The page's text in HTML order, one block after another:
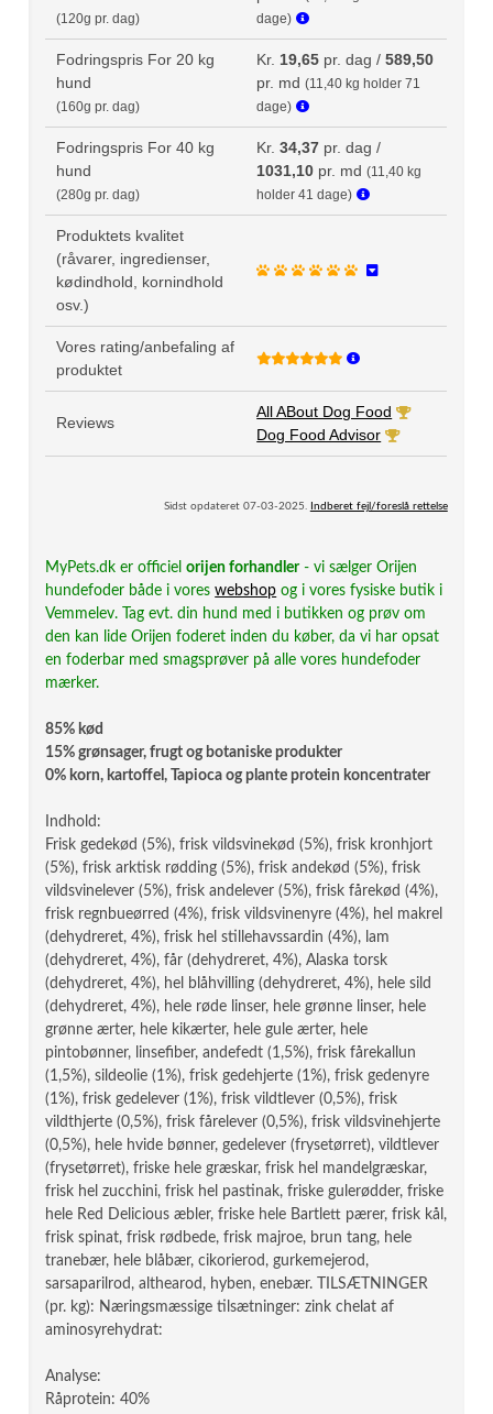
(120g pr. dag)
dage)
Fodringspris For 20 kg
hund
(160g pr. dag)
Kr. 19,65 pr. dag /589,50
pr. md(11,40 kg holder 71
dage)
Fodringspris For 40 kg
hund
(280g pr. dag)
Kr.34,37 pr. dag /
1031,10 pr. md(11,40 kg
holder 41 dage)
Produktets kvalitet
(råvarer, ingredienser,
kødindhold, kornindhold
osv.)
Vores rating/anbefaling af
produktet
Reviews
All ABout Dog Food
Dog Food Advisor
Sidst opdateret 07-03-2025. Indberet fejl/foreslå rettelse
MyPets.dk er officielorijen forhandler- vi sælger Orijen
hundefoder både i voreswebshop og i vores fysiske butik i
Vemmelev. Tag evt. din hund med i butikken og prøv om
den kan lide Orijen foderet inden du køber, da vi har opsat
en foderbar med smagsprøver på alle vores hundefoder
mærker.
85% kød
15% grønsager, frugt og botaniske produkter
0% korn, kartoffel, Tapioca og plante protein koncentrater
Indhold:
Frisk gedekød (5%), frisk vildsvinekød (5%), frisk kronhjort
(5%), frisk arktisk rødding (5%), frisk andekød (5%), frisk
vildsvinelever (5%), frisk andelever (5%), frisk fårekød (4%),
frisk regnbueørred (4%), frisk vildsvinenyre (4%), hel makrel
(dehydreret, 4%), frisk hel stillehavssardin (4%), lam
(dehydreret, 4%), får (dehydreret, 4%), Alaska torsk
(dehydreret, 4%), hel blåhvilling (dehydreret, 4%), hele sild
(dehydreret, 4%), hele røde linser, hele grønne linser, hele
grønne ærter, hele kikærter, hele gule ærter, hele
pintobønner, linsefiber, andefedt (1,5%), frisk fårekallun
(1,5%), sildeolie (1%), frisk gedehjerte (1%), frisk gedenyre
(1%), frisk gedelever (1%), frisk vildtlever (0,5%), frisk
vildthjerte (0,5%), frisk fårelever (0,5%), frisk vildsvinehjerte
(0,5%), hele hvide bønner, gedelever (frysetørret), vildtlever
(frysetørret), friske hele græskar, frisk hel mandelgræskar,
frisk hel zucchini, frisk hel pastinak, friske gulerødder, friske
hele Red Delicious æbler, friske hele Bartlett pærer, frisk kål,
frisk spinat, frisk rødbede, frisk majroe, brun tang, hele
tranebær, hele blåbær, cikorierod, gurkemejerod,
sarsaparilrod, althearod, hyben, enebær. TILSÆTNINGER
(pr. kg): Næringsmæssige tilsætninger: zink chelat af
aminosyrehydrat:
Analyse:
Råprotein: 40%